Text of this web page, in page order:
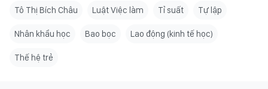
Tô Thị Bích Châu Luật Việc làm Tỉ suất Tự lập
Nhân khẩu học Bao bọc Lao động (kinh tế học)
Thế hệ trẻ